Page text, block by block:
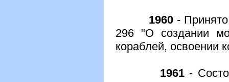
1960-
296 "О создании
кораблей, освоении
1961-